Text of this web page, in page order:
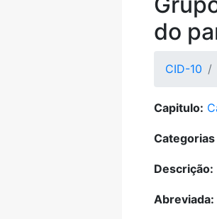
do
CID-10
Capitulo:
Descrição:
Abreviada: